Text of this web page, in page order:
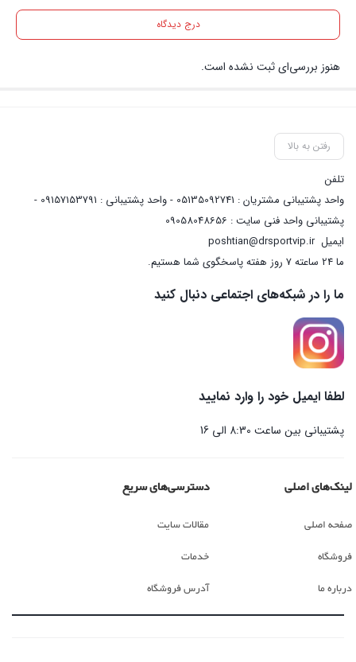
درج دیدگاه
هنوز بررسی‌ای ثبت نشده است.
رفتن به بالا
تلفن
واحد پشتیبانی مشتریان : 05135092741 - واحد پشتیبانی : 09157153791 -
پشتیبانی واحد فنی سایت : 09058048656
ایمیلposhtian@drsportvip.ir
ما 24 ساعته 7 روز هفته پاسخگوی شما هستیم.
ما را در شبکه‌های اجتماعی دنبال کنید
لطفا ایمیل خود را وارد نمایید
پشتیبانی بین ساعت 8:30 الی 16
لینک‌های اصلی
صفحه اصلی
فروشگاه
درباره ما
دسترسی‌های سریع
مقالات سایت
خدمات
آدرس فروشگاه